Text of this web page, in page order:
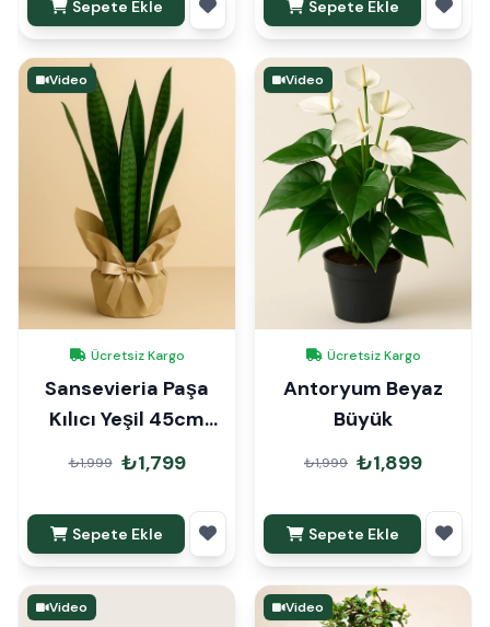
Sepete Ekle Sepete Ekle
Video
Ücretsiz Kargo
Sansevieria Paşa
Kılıcı Yeşil 45cm
Hediye Paketli
₺1,999 ₺1,799
Sepete Ekle
Video
Ücretsiz Kargo
Antoryum Beyaz
Büyük
₺1,999 ₺1,899
Sepete Ekle
Video Video